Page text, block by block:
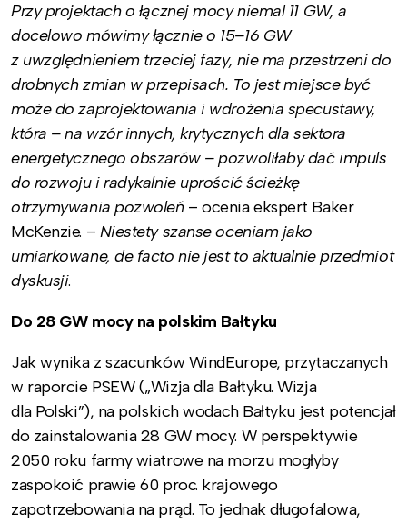
Przy projektach o łącznej mocy niemal 11 GW, a
docelowo mówimy łącznie o 15–16 GW
z uwzględnieniem trzeciej fazy, nie ma przestrzeni do
drobnych zmian w przepisach. To jest miejsce być
może do zaprojektowania i wdrożenia specustawy,
która – na wzór innych, krytycznych dla sektora
energetycznego obszarów – pozwoliłaby dać impuls
do rozwoju i radykalnie uprościć ścieżkę
otrzymywania pozwoleń– ocenia ekspert Baker
McKenzie. – Niestety szanse oceniam jako
umiarkowane, de facto nie jest to aktualnie przedmiot
dyskusji.
Do 28 GW mocy na polskim Bałtyku
Jak wynika z szacunków WindEurope, przytaczanych
w raporcie PSEW („Wizja dla Bałtyku. Wizja
dla Polski”), na polskich wodach Bałtyku jest potencjał
do zainstalowania 28 GW mocy. W perspektywie
2050 roku farmy wiatrowe na morzu mogłyby
zaspokoić prawie 60 proc. krajowego
zapotrzebowania na prąd. To jednak długofalowa,